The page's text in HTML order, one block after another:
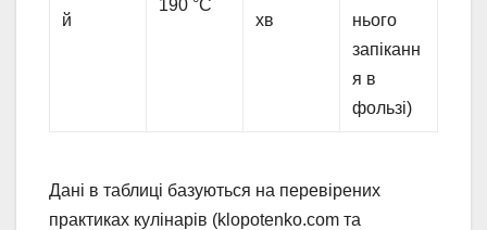
й
190 °C
хв
нього
запіканн
я в
фользі)
Дані в таблиці базуються на перевірених
практиках кулінарів (klopotenko.com та